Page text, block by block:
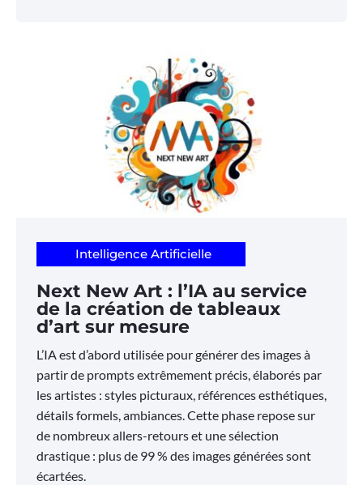
Intelligence Artificielle
Next New Art : l’IA au service
de la création de tableaux
d’art sur mesure
L’IA est d’abord utilisée pour générer des images à
partir de prompts extrêmement précis, élaborés par
les artistes : styles picturaux, références esthétiques,
détails formels, ambiances. Cette phase repose sur
de nombreux allers-retours et une sélection
drastique : plus de 99 % des images générées sont
écartées.